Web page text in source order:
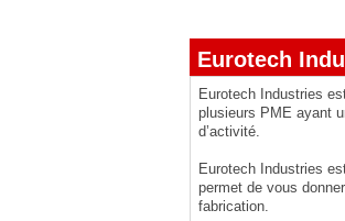
Eurotech
Eurotech Industries
plusieurs PME ayant
d’activité.
Eurotech Industries
permet de vous
fabrication.